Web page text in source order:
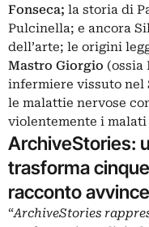
Fonseca; la storia di
Pulcinella; e ancora
dell’arte; le origini
Mastro Giorgio (ossia
infermiere vissuto nel
le malattie nervose
violentemente i malati
ArchiveStories:
trasforma
racconto
“ArchiveStories